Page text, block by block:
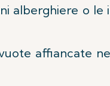
alberghiere o
affiancate